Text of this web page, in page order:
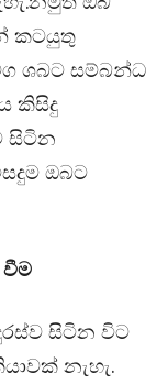
කටයුතු
ශබට සම්බන්ධ
කිසිදු
සිටින
ඔබට
වීම
සිටින විට
නැහැ.